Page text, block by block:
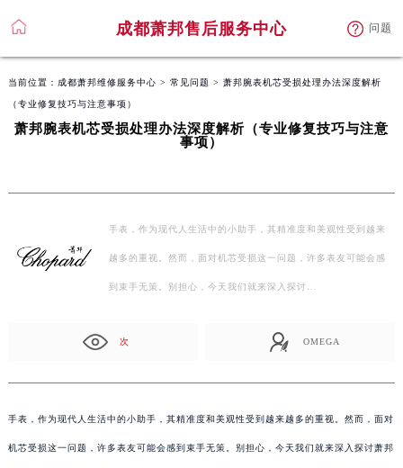
成都萧邦售后服务中心 问题
当前位置： 成都萧邦维修服务中心 > 常见问题 > 萧邦腕表机芯受损处理办法深度解析
（专业修复技巧与注意事项）
萧邦腕表机芯受损处理办法深度解析（专业修复技巧与注意
事项）
手表，作为现代人生活中的小助手，其精准度和美观性受到越来
越多的重视。然而，面对机芯受损这一问题，许多表友可能会感
到束手无策。别担心，今天我们就来深入探讨…
次 OMEGA
手表，作为现代人生活中的小助手，其精准度和美观性受到越来越多的重视。然而，面对
机芯受损这一问题，许多表友可能会感到束手无策。别担心，今天我们就来深入探讨萧邦